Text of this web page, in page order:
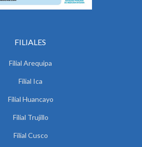
FILIALES
Filial Arequipa
Filial Ica
Filial Huancayo
Filial Trujillo
Filial Cusco